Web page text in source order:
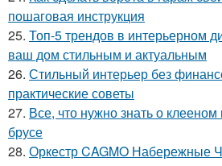
пошаговая инструкция
25. Топ-5 трендов в интерьерном
ваш дом стильным и актуальным
26. Стильный интерьер без
практические советы
27. Все, что нужно знать о
брусе
28. Оркестр CAGMO Набережные